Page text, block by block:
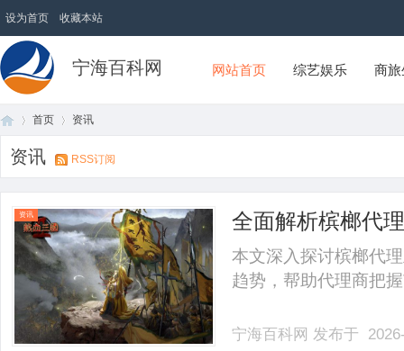
设为首页 收藏本站
宁海百科网 网站首页 综艺娱乐 商
首页 资讯
资讯 RSS订阅
资讯 全面解析槟榔代
本文深入探讨槟榔代
趋势，帮助代理商把
宁海百科网 发布于